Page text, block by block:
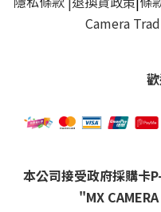
Camera
本公司接受政府採購卡
"MX